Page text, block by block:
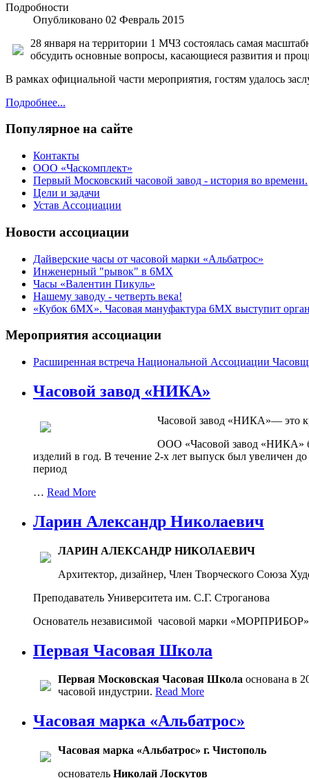
Подробности
Опубликовано 02 Февраль 2015
28 января на территории 1 МЧЗ состоялась самая
обсудить основные вопросы, касающиеся развития и
В рамках официальной части мероприятия, гостям удалось
Подробнее...
Популярное на сайте
Контакты
ООО «Часкомплект»
Первый Московский часовой завод - история во времени.
Цели и задачи
Устав Ассоциации
Новости ассоциации
Дайверские часы от часовой марки «Альбатрос»
Инженерный "рывок" в 6МХ
Часы «Валентин Пикуль»
Нашему заводу - четверть века!
«Кубок 6МХ». Часовая мануфактура 6МХ выступит
Мероприятия ассоциации
Расширенная встреча Национальной Ассоциации
Часовой завод «НИКА»
Часовой завод «НИКА»— это
ООО «Часовой завод «НИКА»
изделий в год. В течение 2-х лет выпуск был увеличен
период
… Read More
Ларин Александр Николаевич
ЛАРИН АЛЕКСАНДР НИКОЛАЕВИЧ
Архитектор, дизайнер, Член Творческого Союза
Преподаватель Университета им. С.Г. Строганова
Основатель независимой часовой марки
Первая Часовая Школа
Первая Московская Часовая Школа основана в
часовой индустрии. Read More
Часовая марка «Альбатрос»
Часовая марка «Альбатрос» г. Чистополь
основатель Николай Лоскутов